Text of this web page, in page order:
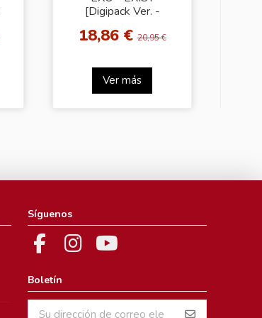
[Digipack Ver. -
18,86 €20,95 €
Ver más
Síguenos
Boletín